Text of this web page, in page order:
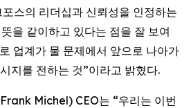
스의 리더십과 신뢰성을 인정하는
을 같이하고 있다는 점을 잘 보여
업계가 물 문제에서 앞으로 나아가
지를 전하는 것”이라고 밝혔다.
Michel) CEO는 “우리는 이번